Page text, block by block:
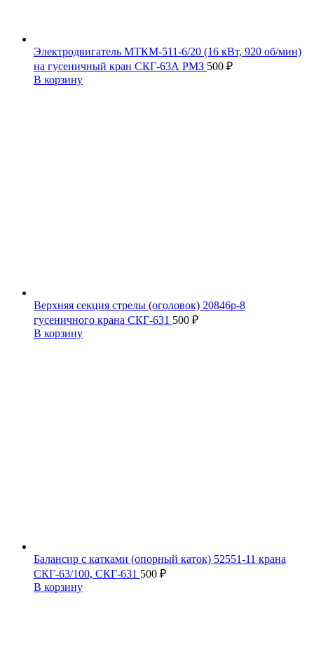
Электродвигатель МТКМ-511-6/20 (16 кВт, 920 об/мин)
на гусеничный кран СКГ-63А РМЗ 500 ₽
В корзину
Верхняя секция стрелы (оголовок) 20846р-8
гусеничного крана СКГ-631 500 ₽
В корзину
Балансир с катками (опорный каток) 52551-11 крана
СКГ-63/100, СКГ-631 500 ₽
В корзину